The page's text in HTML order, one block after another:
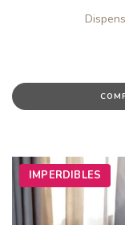
IMPERDIBLES